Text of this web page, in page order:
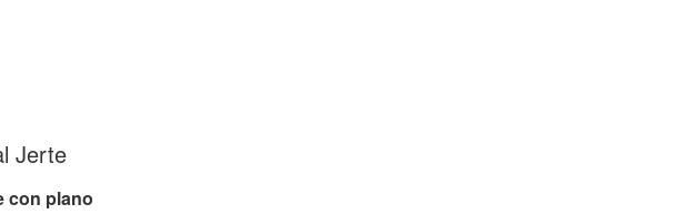
Jerte
con plano